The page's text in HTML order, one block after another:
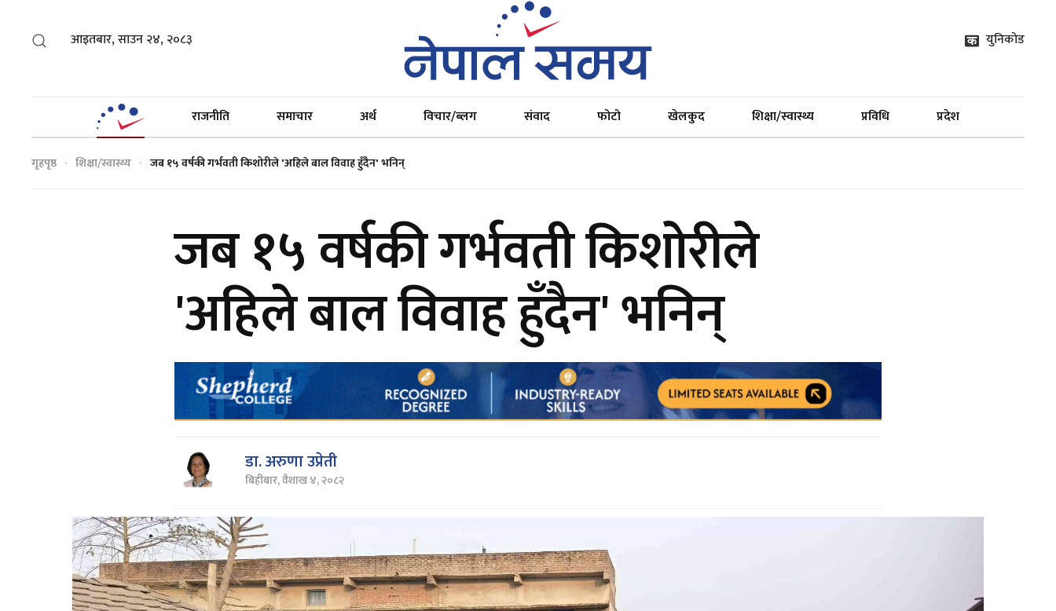
आइतबार, साउन २४, २०८३ युनिकोड
राजनीति समाचार अर्थ विचार/ब्लग संवाद फोटो खेलकुद शिक्षा/स्वास्थ्य प्रविधि प्रदेश
गृहपृष्ठ शिक्षा/स्वास्थ्य जब १५ वर्षकी गर्भवती किशोरीले 'अहिले बाल विवाह हुँदैन' भनिन्
जब १५ वर्षकी गर्भवती किशोरीले
'अहिले बाल विवाह हुँदैन' भनिन्
डा. अरुणा उप्रेती
बिहीबार, वैशाख ४, २०८२